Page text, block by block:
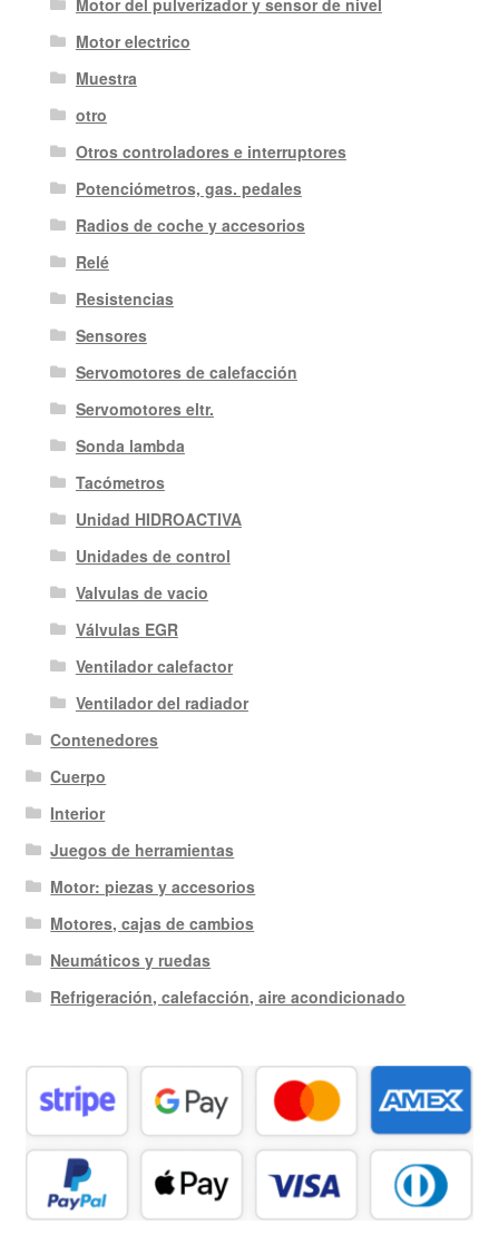
Motor del pulverizador y sensor de nivel
Motor electrico
Muestra
otro
Otros controladores e interruptores
Potenciómetros, gas. pedales
Radios de coche y accesorios
Relé
Resistencias
Sensores
Servomotores de calefacción
Servomotores eltr.
Sonda lambda
Tacómetros
Unidad HIDROACTIVA
Unidades de control
Valvulas de vacio
Válvulas EGR
Ventilador calefactor
Ventilador del radiador
Contenedores
Cuerpo
Interior
Juegos de herramientas
Motor: piezas y accesorios
Motores, cajas de cambios
Neumáticos y ruedas
Refrigeración, calefacción, aire acondicionado